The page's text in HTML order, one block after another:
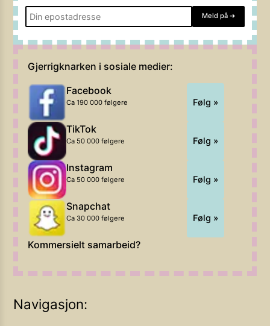
Meld på ➔
Gjerrigknarken i sosiale medier:
Facebook
Ca 190 000 følgere Følg »
TikTok
Ca 50 000 følgere Følg »
Instagram
Ca 50 000 følgere Følg »
Snapchat
Ca 30 000 følgere Følg »
Kommersielt samarbeid?
Navigasjon: